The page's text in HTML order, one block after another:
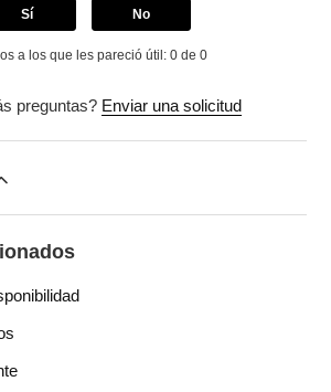
Sí No
a los que les pareció útil: 0 de 0
preguntas? Enviar una solicitud